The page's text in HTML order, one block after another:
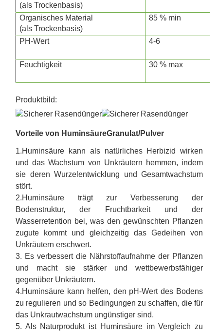
(als Trockenbasis)
Organisches Material
(als Trockenbasis)
85 % min
PH-Wert 4-6
Feuchtigkeit 30 % max
Produktbild:
Vorteile von HuminsäureGranulat/Pulver
1.Huminsäure kann als natürliches Herbizid wirken
und das Wachstum von Unkräutern hemmen, indem
sie deren Wurzelentwicklung und Gesamtwachstum
stört.
2.Huminsäure trägt zur Verbesserung der
Bodenstruktur, der Fruchtbarkeit und der
Wasserretention bei, was den gewünschten Pflanzen
zugute kommt und gleichzeitig das Gedeihen von
Unkräutern erschwert.
3. Es verbessert die Nährstoffaufnahme der Pflanzen
und macht sie stärker und wettbewerbsfähiger
gegenüber Unkräutern.
4.Huminsäure kann helfen, den pH-Wert des Bodens
zu regulieren und so Bedingungen zu schaffen, die für
das Unkrautwachstum ungünstiger sind.
5. Als Naturprodukt ist Huminsäure im Vergleich zu